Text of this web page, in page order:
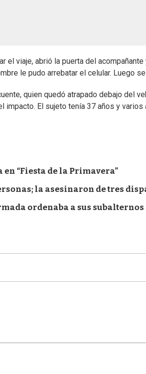
el viaje, abrió la puerta del
le pudo arrebatar el celular. Luego
quien quedó atrapado debajo del
impacto. El sujeto tenía 37 años y
“Fiesta de la Primavera”
la asesinaron de tres
ordenaba a sus subalternos